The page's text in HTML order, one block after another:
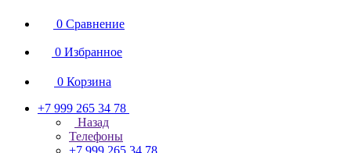
0 Сравнение
0 Избранное
0 Корзина
+7 999 265 34 78
Назад
Телефоны
+7 999 265 34 78